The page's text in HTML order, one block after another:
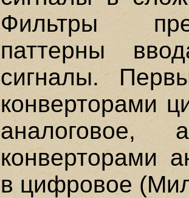
Фильтры
паттерны
сигналы.
конверторами
конверторами
в цифровое